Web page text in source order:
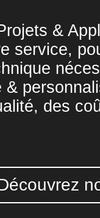
&
service,
&
des